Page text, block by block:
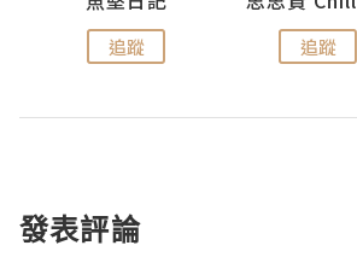
追蹤 追蹤
發表評論